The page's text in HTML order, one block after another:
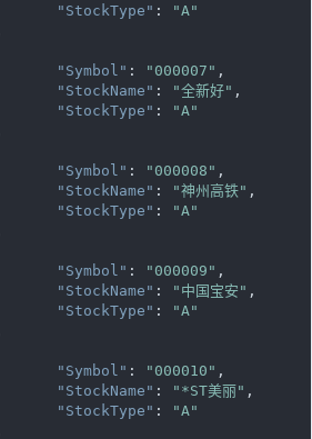
"StockType" :
"A"
"Symbol" : "000007" ,
"StockName" : "全新好" ,
"StockType" :
"A"
"Symbol" : "000008" ,
"StockName" : "神州高铁" ,
"StockType" :
"A"
"Symbol" : "000009" ,
"StockName" : "中国宝安" ,
"StockType" :
"A"
"Symbol" : "000010" ,
"StockName" : "*ST美丽" ,
"StockType" :
"A"